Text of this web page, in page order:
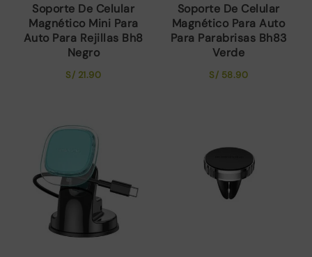
Soporte De Celular
Magnético Mini Para
Auto Para Rejillas Bh8
Negro
S/ 21.90
Soporte De Celular
Magnético Para Auto
Para Parabrisas Bh83
Verde
S/ 58.90